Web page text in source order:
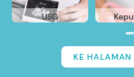
USG
KE HALAMAN